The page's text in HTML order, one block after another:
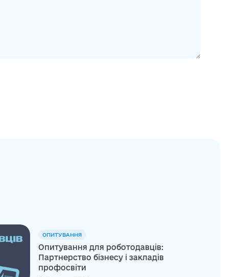
ОПИТУВАННЯ
Опитування для роботодавців:
Партнерство бізнесу і закладів
профосвіти